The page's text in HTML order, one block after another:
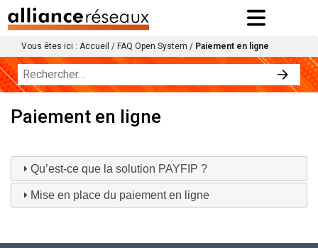
Vous êtes ici : Accueil / FAQ Open System / Paiement en ligne
Paiement en ligne
Qu’est-ce que la solution PAYFIP ?
Mise en place du paiement en ligne